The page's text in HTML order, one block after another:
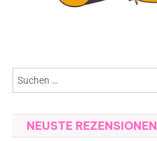
NEUSTE REZENSIONEN